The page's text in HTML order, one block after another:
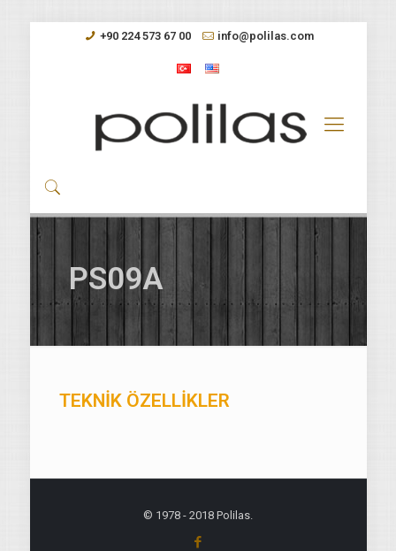
+90 224 573 67 00 info@polilas.com
PS09A
TEKNİK ÖZELLİKLER
© 1978 - 2018 Polilas.